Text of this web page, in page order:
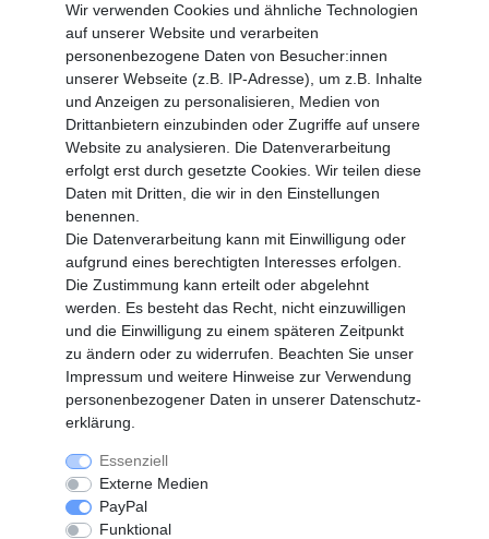
Battrerie Gesetz
Fragen und Antworten
Zahlungsarten
MEIN KONTO
Altgeräte Verordnung
Login
Registrieren
Vertrag widerrufen
SERVICE
Info Material als PDF
Versand
Rückrufe
Galerie
Widerrufs­recht
Wir verwenden Cookies und ähnliche Technologien
auf unserer Website und verarbeiten
personenbezogene Daten von Besucher:innen
unserer Webseite (z.B. IP-Adresse), um z.B. Inhalte
und Anzeigen zu personalisieren, Medien von
Drittanbietern einzubinden oder Zugriffe auf unsere
Website zu analysieren. Die Datenverarbeitung
erfolgt erst durch gesetzte Cookies. Wir teilen diese
Daten mit Dritten, die wir in den Einstellungen
benennen.
Die Datenverarbeitung kann mit Einwilligung oder
aufgrund eines berechtigten Interesses erfolgen.
Die Zustimmung kann erteilt oder abgelehnt
werden. Es besteht das Recht, nicht einzuwilligen
und die Einwilligung zu einem späteren Zeitpunkt
zu ändern oder zu widerrufen. Beachten Sie unser
Impressum und weitere Hinweise zur Verwendung
personenbezogener Daten in unserer Daten­schutz­
erklärung
Essenziell
Externe Medien
PayPal
Funktional